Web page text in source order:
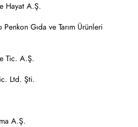
Hayat A.Ş.
Gıda ve Tarım Ürünleri
Tic. A.Ş.
Ltd. Şti.
A.Ş.